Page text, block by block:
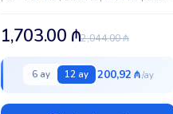
2,044.00₼
1,703.00 ₼
6 ay 12 ay 200,92 ₼